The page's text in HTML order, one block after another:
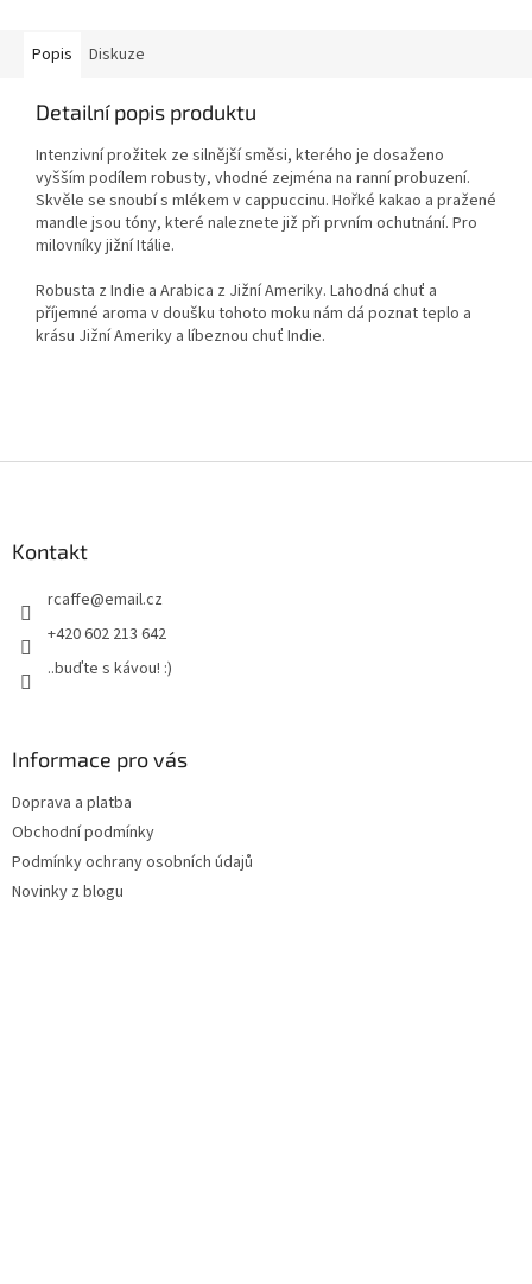
Popis Diskuze
Detailní popis produktu
Intenzivní prožitek ze silnější směsi, kterého je dosaženo
vyšším podílem robusty, vhodné zejména na ranní probuzení.
Skvěle se snoubí s mlékem v cappuccinu. Hořké kakao a pražené
mandle jsou tóny, které naleznete již při prvním ochutnání. Pro
milovníky jižní Itálie.
Robusta z Indie a Arabica z Jižní Ameriky. Lahodná chuť a
příjemné aroma v doušku tohoto moku nám dá poznat teplo a
krásu Jižní Ameriky a líbeznou chuť Indie.
Kontakt
rcaffe@email.cz
+420 602 213 642
..buďte s kávou! :)
Informace pro vás
Doprava a platba
Obchodní podmínky
Podmínky ochrany osobních údajů
Novinky z blogu